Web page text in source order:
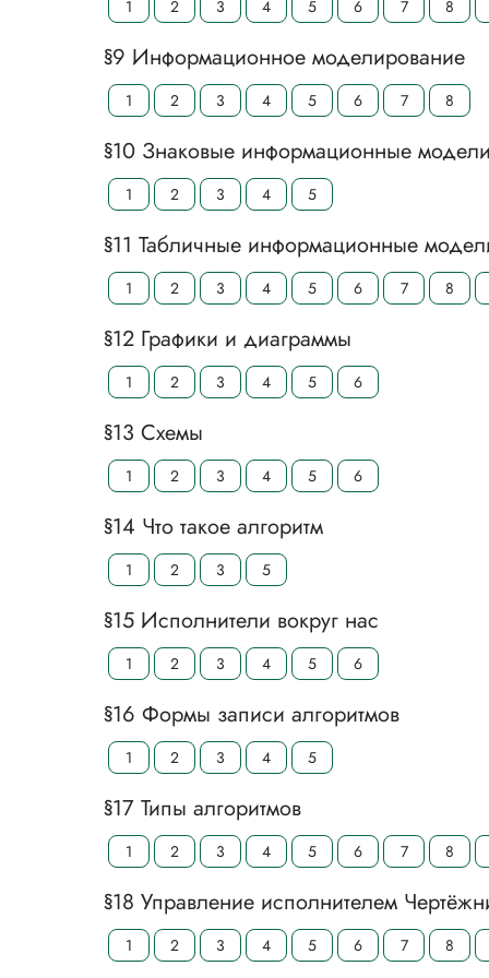
1 2 3 4 5 6 7 8
§9 Информационное моделирование
1 2 3 4 5 6 7 8
§10 Знаковые информационные модели
1 2 3 4 5
§11 Табличные информационные
1 2 3 4 5 6 7 8
§12 Графики и диаграммы
1 2 3 4 5 6
§13 Схемы
1 2 3 4 5 6
§14 Что такое алгоритм
1 2 3 5
§15 Исполнители вокруг нас
1 2 3 4 5 6
§16 Формы записи алгоритмов
1 2 3 4 5
§17 Типы алгоритмов
1 2 3 4 5 6 7 8
§18 Управление исполнителем
1 2 3 4 5 6 7 8